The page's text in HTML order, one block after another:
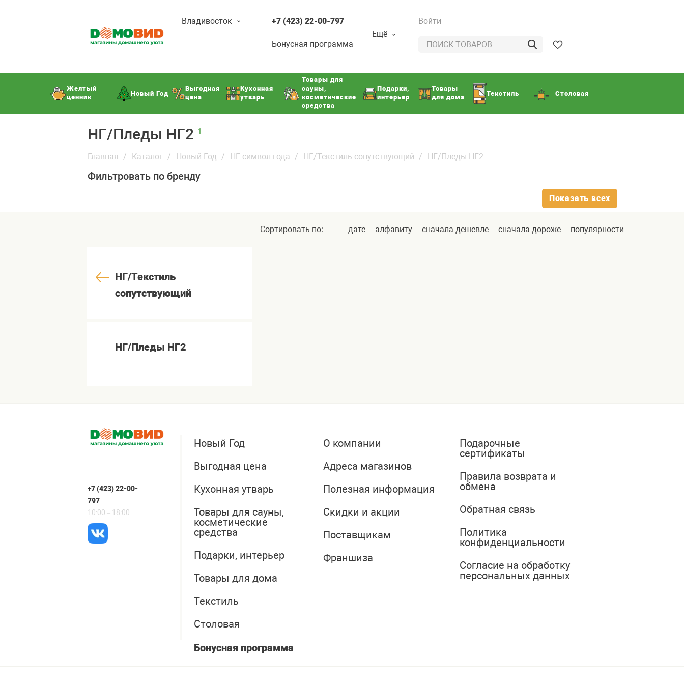
Владивосток +7 (423) 22-00-797
Бонусная программа
Ещё
Войти
Желтый
ценник
Новый Год
Выгодная
цена
Кухонная
утварь
Товары для
сауны,
косметические
средства
Подарки,
интерьер
Товары
для дома
Текстиль Столовая
НГ/Пледы НГ2 1
Главная Каталог Новый Год НГ символ года НГ/Текстиль сопутствующий НГ/Пледы НГ2
Фильтровать по бренду
Показать всех
Сортировать по: дате алфавиту сначала дешевле сначала дороже популярности
НГ/Текстиль
сопутствующий
НГ/Пледы НГ2
+7 (423) 22-00-
797
10:00 – 18:00
Новый Год
Выгодная цена
Кухонная утварь
Товары для сауны,
косметические
средства
Подарки, интерьер
Товары для дома
Текстиль
Столовая
Бонусная программа
О компании
Адреса магазинов
Полезная информация
Скидки и акции
Поставщикам
Франшиза
Подарочные
сертификаты
Правила возврата и
обмена
Обратная связь
Политика
конфиденциальности
Согласие на обработку
персональных данных